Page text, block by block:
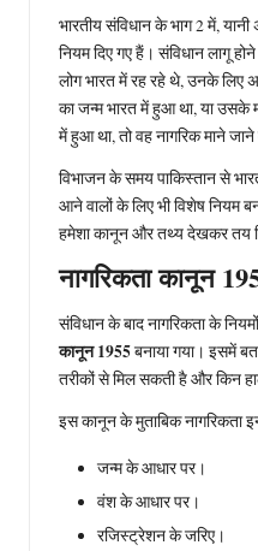
भारतीय संविधान के भाग 2 में,
नियम दिए गए हैं। संविधान लागू
लोग भारत में रह रहे थे, उनके लिए
का जन्म भारत में हुआ था, या उसके
में हुआ था, तो वह नागरिक माने
विभाजन के समय पाकिस्तान से
आने वालों के लिए भी विशेष नियम
हमेशा कानून और तथ्य देखकर तय
नागरिकता कानून
संविधान के बाद नागरिकता के
कानून 1955बनाया गया। इसमें
तरीकों से मिल सकती है और किन
इस कानून के मुताबिक नागरिकता
जन्म के आधार पर।
वंश के आधार पर।
रजिस्ट्रेशन के जरिए।